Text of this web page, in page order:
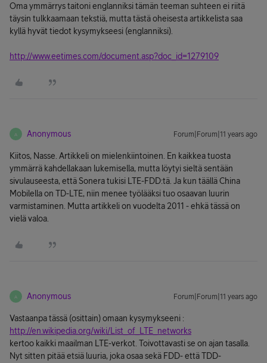
Oma ymmärrys taitoni englanniksi tämän teeman suhteen ei riitä
täysin tulkkaamaan tekstiä, mutta tästä oheisesta artikkelista saa
kyllä hyvät tiedot kysymykseesi (englanniksi).
http://www.eetimes.com/document.asp?doc_id=1279109
A Anonymous Forum|Forum|11 years ago
Kiitos, Nasse. Artikkeli on mielenkiintoinen. En kaikkea tuosta
ymmärrä kahdellakaan lukemisella, mutta löytyi sieltä sentään
sivulauseesta, että Sonera tukisi LTE-FDD:tä. Ja kun täällä China
Mobilella on TD-LTE, niin menee työlääksi tuo osaavan luurin
varmistaminen. Mutta artikkeli on vuodelta 2011 - ehkä tässä on
vielä valoa.
A Anonymous Forum|Forum|11 years ago
Vastaanpa tässä (osittain) omaan kysymykseeni :
http://en.wikipedia.org/wiki/List_of_LTE_networks
kertoo kaikki maailman LTE-verkot. Toivottavasti se on ajan tasalla.
Nyt sitten pitää etsiä luuria, joka osaa sekä FDD- että TDD-